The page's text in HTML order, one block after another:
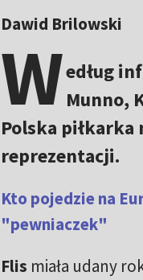
Dawid Brilowski
Według
Munno,
Polska piłkarka
reprezentacji.
Kto pojedzie na
"pewniaczek"
Flis miała udany